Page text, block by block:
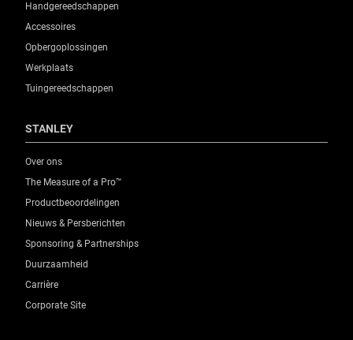
Handgereedschappen
Accessoires
Opbergoplossingen
Werkplaats
Tuingereedschappen
STANLEY
Over ons
The Measure of a Pro™
Productbeoordelingen
Nieuws & Persberichten
Sponsoring & Partnerships
Duurzaamheid
Carrière
Corporate Site